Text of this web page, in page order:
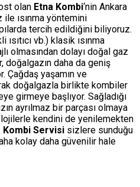
olan Etna Kombi‘nin Ankara
ile ısınma yöntemini
tercih edildiğini biliyoruz.
vb.) klasik ısınma
olmasından dolayı doğal gaz
doğalgazın daha da geniş
Çağdaş yaşamın ve
doğalgazla birlikte kombiler
girmeye başlıyor. Sağladığı
ayrılmaz bir parçası olmaya
kendini de yenilemekten
Kombi Servisi sizlere sunduğu
kolay daha güvenilir hale